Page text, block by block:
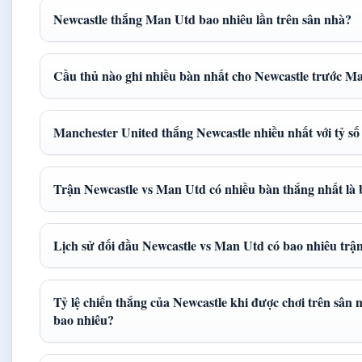
Newcastle thắng Man Utd bao nhiêu lần trên sân nhà?
Cầu thủ nào ghi nhiều bàn nhất cho Newcastle trước
Manchester United thắng Newcastle nhiều nhất với tỷ
Trận Newcastle vs Man Utd có nhiều bàn thắng nhất là
Lịch sử đối đầu Newcastle vs Man Utd có bao nhiêu
Tỷ lệ chiến thắng của Newcastle khi được chơi trên
bao nhiêu?